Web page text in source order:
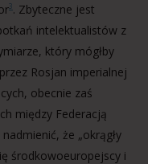
3 . Zbyteczne jest
intelektualistów z
który mógłby
Rosjan imperialnej
obecnie zaś
między Federacją
że „okrągły
środkowoeuropejscy i